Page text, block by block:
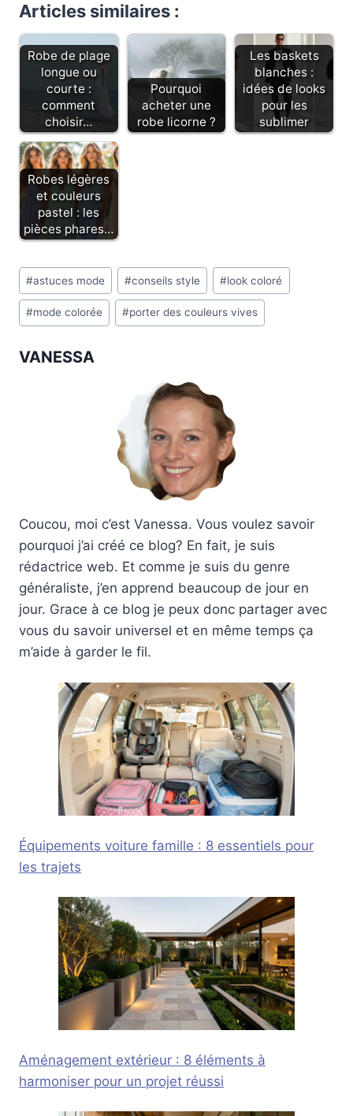
Articles similaires :
Robe de plage
longue ou
courte :
comment
choisir…
Pourquoi
acheter une
robe licorne ?
Les baskets
blanches :
idées de looks
pour les
sublimer
Robes légères
et couleurs
pastel : les
pièces phares…
Étiquettes
de
la
#astuces mode #conseils style #look coloré
#mode colorée #porter des couleurs vives
VANESSA
Coucou, moi c’est Vanessa. Vous voulez savoir
pourquoi j’ai créé ce blog? En fait, je suis
rédactrice web. Et comme je suis du genre
généraliste, j’en apprend beaucoup de jour en
jour. Grace à ce blog je peux donc partager avec
vous du savoir universel et en même temps ça
m’aide à garder le fil.
Équipements voiture famille : 8 essentiels pour
les trajets
Aménagement extérieur : 8 éléments à
harmoniser pour un projet réussi